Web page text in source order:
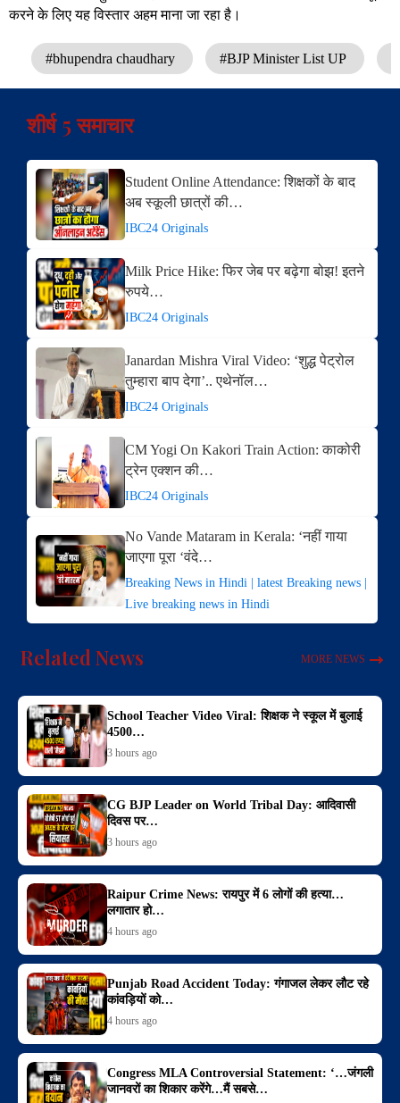
करने के लिए यह विस्तार अहम माना जा रहा है।
#bhupendra chaudhary #BJP Minister List UP
शीर्ष 5 समाचार
Student Online Attendance: शिक्षकों के बाद
अब स्कूली छात्रों की…
IBC24 Originals
Milk Price Hike: फिर जेब पर बढ़ेगा बोझ! इतने
रुपये…
IBC24 Originals
Janardan Mishra Viral Video: ‘शुद्ध पेट्रोल
तुम्हारा बाप देगा’.. एथेनॉल…
IBC24 Originals
CM Yogi On Kakori Train Action: काकोरी
ट्रेन एक्शन की…
IBC24 Originals
No Vande Mataram in Kerala: ‘नहीं गाया
जाएगा पूरा ‘वंदे…
Breaking News in Hindi | latest Breaking news |
Live breaking news in Hindi
Related News MORE NEWS
School Teacher Video Viral: शिक्षक ने स्कूल में बुलाई
4500…
3 hours ago
CG BJP Leader on World Tribal Day: आदिवासी
दिवस पर…
3 hours ago
Raipur Crime News: रायपुर में 6 लोगों की हत्या…
लगातार हो…
4 hours ago
Punjab Road Accident Today: गंगाजल लेकर लौट रहे
कांवड़ियों को…
4 hours ago
Congress MLA Controversial Statement: ‘…जंगली
जानवरों का शिकार करेंगे…मैं सबसे…